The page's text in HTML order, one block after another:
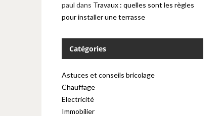
paul dans Travaux : quelles sont les règles
pour installer une terrasse
Catégories
Astuces et conseils bricolage
Chauffage
Electricité
Immobilier